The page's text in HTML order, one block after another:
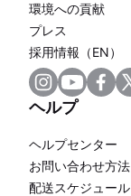
環境への貢献
プレス
採用情報（EN）
ヘルプ
ヘルプセンター
お問い合わせ方法
配送スケジュール